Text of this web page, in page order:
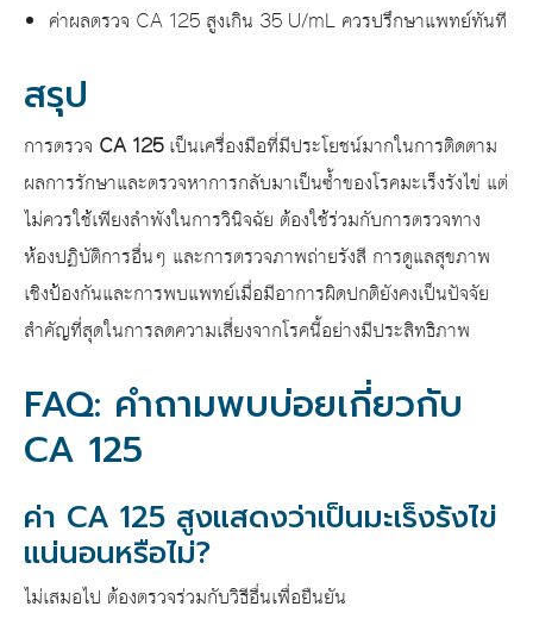
ค่าผลตรวจ CA 125 สูงเกิน 35 U/mL ควรปรึกษาแพทย์ทันที
สรุป
การตรวจ CA 125เป็นเครื่องมือที่มีประโยชน์มากในการติดตาม
ผลการรักษาและตรวจหาการกลับมาเป็นซ้ำของโรคมะเร็งรังไข่ แต่
ไม่ควรใช้เพียงลำพังในการวินิจฉัย ต้องใช้ร่วมกับการตรวจทาง
ห้องปฏิบัติการอื่นๆ และการตรวจภาพถ่ายรังสี การดูแลสุขภาพ
เชิงป้องกันและการพบแพทย์เมื่อมีอาการผิดปกติยังคงเป็นปัจจัย
สำคัญที่สุดในการลดความเสี่ยงจากโรคนี้อย่างมีประสิทธิภาพ
FAQ: คำถามพบบ่อยเกี่ยวกับ
CA 125
ค่า CA 125 สูงแสดงว่าเป็นมะเร็งรังไข่
แน่นอนหรือไม่?
ไม่เสมอไป ต้องตรวจร่วมกับวิธีอื่นเพื่อยืนยัน